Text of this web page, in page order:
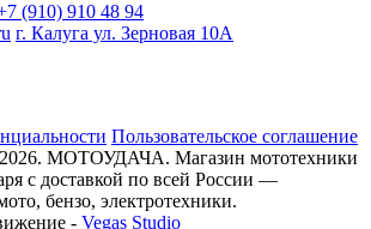
(910) 910 48 94
г. Калуга ул. Зерновая 10А
Пользовательское соглашение
МОТОУДАЧА. Магазин мототехники
с доставкой по всей России —
бензо, электротехники.
- Vegas Studio